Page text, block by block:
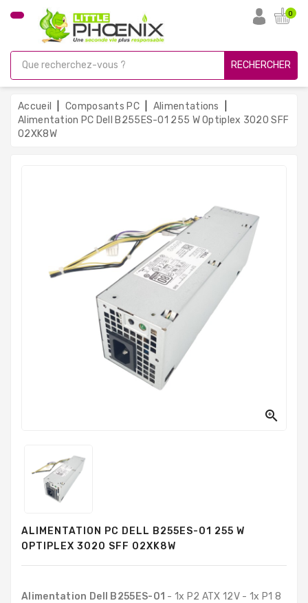
CATÉGORIE
Gamer
Unités
Centrales
Reconditionnées
Mémoires
Durs
Composants
0
RECHERCHER
Accueil Composants PC
Alimentations
Alimentation PC Dell B255ES-01 255 W Optiplex 3020 SFF
02XK8W

ALIMENTATION PC DELL B255ES-01 255 W
OPTIPLEX 3020 SFF 02XK8W
Alimentation Dell B255ES-01 - 1x P2 ATX 12V - 1x P1 8